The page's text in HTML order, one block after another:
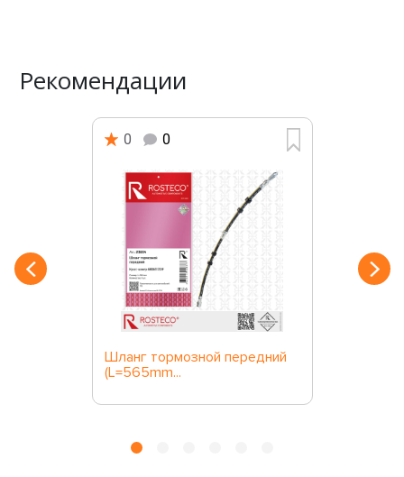
Рекомендации
0 0
Шланг тормозной передний
(L=565mm...